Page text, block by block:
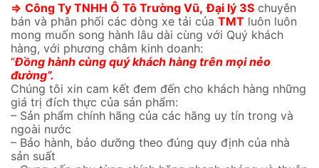
⇒ Công Ty TNHH Ô Tô Trường Vũ, Đại lý 3S chuyên
bán và phân phối các dòng xe tải của TMT luôn luôn
mong muốn song hành lâu dài cùng với Quý khách
hàng, với phương châm kinh doanh:
“Đồng hành cùng quý khách hàng trên mọi nẻo
đường”.
Chúng tôi xin cam kết đem đến cho khách hàng những
giá trị đích thực của sản phẩm:
– Sản phẩm chính hãng của các hãng uy tín trong và
ngoài nước
– Bảo hành, bảo dưỡng theo đúng quy định của nhà
sản suất